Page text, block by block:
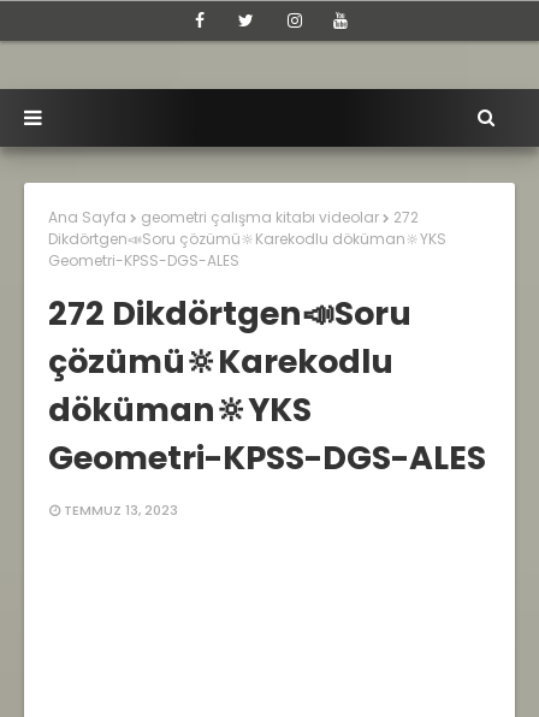
Ana Sayfa geometri çalışma kitabı videolar
272
Dikdörtgen📣Soru çözümü🔆Karekodlu döküman🔆YKS
Geometri-KPSS-DGS-ALES
272 Dikdörtgen📣Soru
çözümü🔆Karekodlu
döküman🔆YKS
Geometri-KPSS-DGS-ALES
TEMMUZ 13, 2023